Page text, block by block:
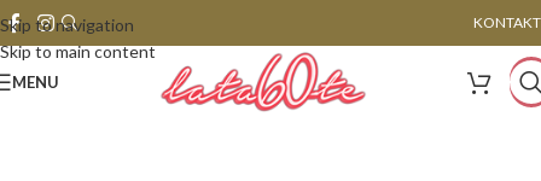
Skip to navigation
Skip to main content
KONTAKT
MENU